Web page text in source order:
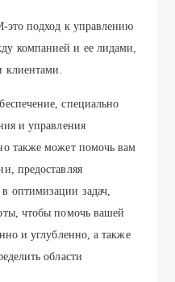
это подход к управлению
компанией и ее лидами,
клиентами.
специально
и управления
также может помочь вам
предоставляя
оптимизации задач,
чтобы помочь вашей
и углубленно, а также
области